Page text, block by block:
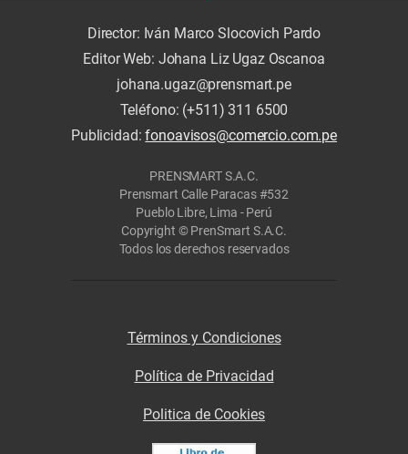
Director: Iván Marco Slocovich Pardo
Editor Web: Johana Liz Ugaz Oscanoa
johana.ugaz@prensmart.pe
Teléfono: (+511) 311 6500
Publicidad:fonoavisos@comercio.com.pe
PRENSMART S.A.C.
Prensmart Calle Paracas #532
Pueblo Libre, Lima - Perú
Copyright © PrenSmart S.A.C.
Todos los derechos reservados
Términos y Condiciones
Política de Privacidad
Politica de Cookies